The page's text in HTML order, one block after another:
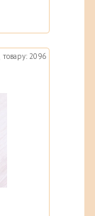
товару: 2096